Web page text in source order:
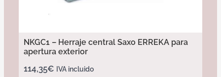
NKGC1 – Herraje central Saxo ERREKA para
apertura exterior
114,35€ IVA incluido